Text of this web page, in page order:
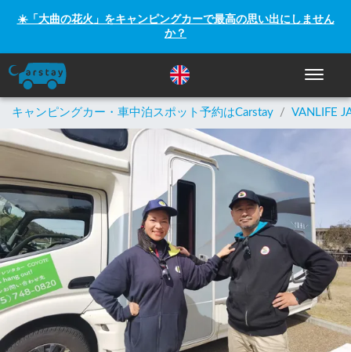
☀️「大曲の花火」をキャンピングカーで最高の思い出にしません
か？
ナビゲ
キャンピングカー・車中泊スポット予約はCarstay / VANLIFE